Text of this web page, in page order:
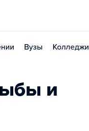
Вузы Колледжи
и